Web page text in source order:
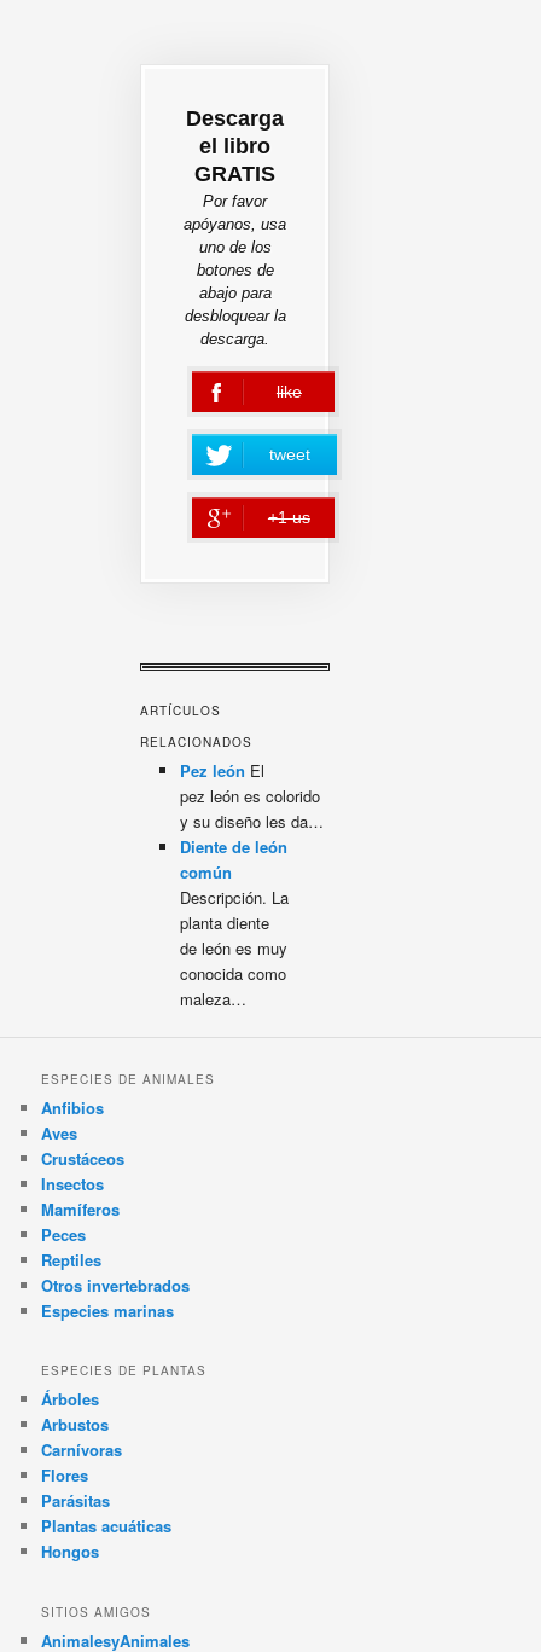
Descarga
el libro
GRATIS
Por favor
apóyanos, usa
uno de los
botones de
abajo para
desbloquear la
descarga.
like
error
tweet
+1 us
error
ARTÍCULOS
RELACIONADOS
Pez león El
pez león es colorido
y su diseño les da…
Diente de león
común
Descripción. La
planta diente
de león es muy
conocida como
maleza…
ESPECIES DE ANIMALES
Anfibios
Aves
Crustáceos
Insectos
Mamíferos
Peces
Reptiles
Otros invertebrados
Especies marinas
ESPECIES DE PLANTAS
Árboles
Arbustos
Carnívoras
Flores
Parásitas
Plantas acuáticas
Hongos
SITIOS AMIGOS
AnimalesyAnimales